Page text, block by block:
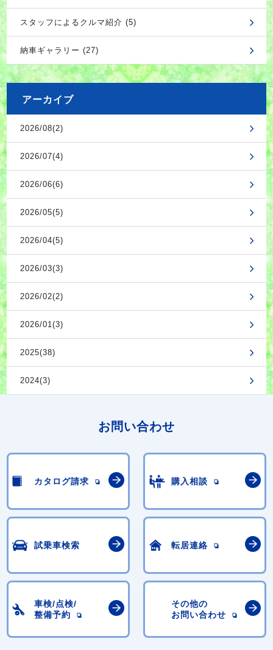
スタッフによるクルマ紹介 (5)
納車ギャラリー (27)
アーカイブ
2026/08(2)
2026/07(4)
2026/06(6)
2026/05(5)
2026/04(5)
2026/03(3)
2026/02(2)
2026/01(3)
2025(38)
2024(3)
お問い合わせ
カタログ請求 購入相談
試乗車検索 転居連絡
車検/点検/
整備予約
その他の
お問い合わせ